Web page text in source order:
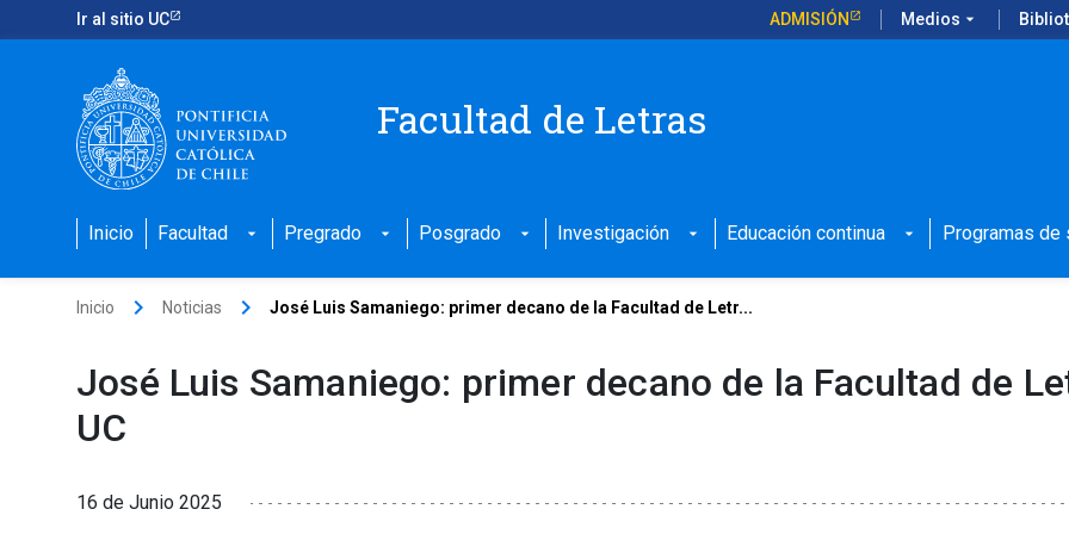
Ir al sitio UC ADMISIÓN Medios arrow_drop_down
Facultad de Letras
Inicio Facultad arrow_drop_down Pregrado arrow_drop_down Posgrado arrow_drop_down Investigación arrow_drop_down Educación continua arrow_drop_down Programas de
Inicio keyboard_arrow_right Noticias keyboard_arrow_right José Luis Samaniego: primer decano de la Facultad de Letr...
José Luis Samaniego: primer decano de la Facultad de
UC
16 de Junio 2025